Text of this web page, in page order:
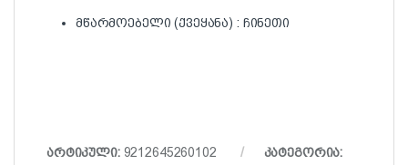
მწარმოებელი (ქვეყანა) : ჩინეთი
არტიკული: 9212645260102
კატეგორია: